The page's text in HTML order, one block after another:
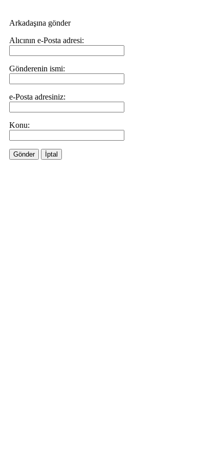
Arkadaşına gönder
Alıcının e-Posta adresi:
Gönderenin ismi:
e-Posta adresiniz:
Konu:
Gönder İptal